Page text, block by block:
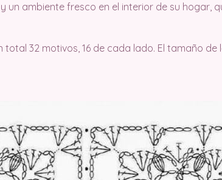
un ambiente fresco en el interior de su hogar,
32 motivos, 16 de cada lado. El tamaño